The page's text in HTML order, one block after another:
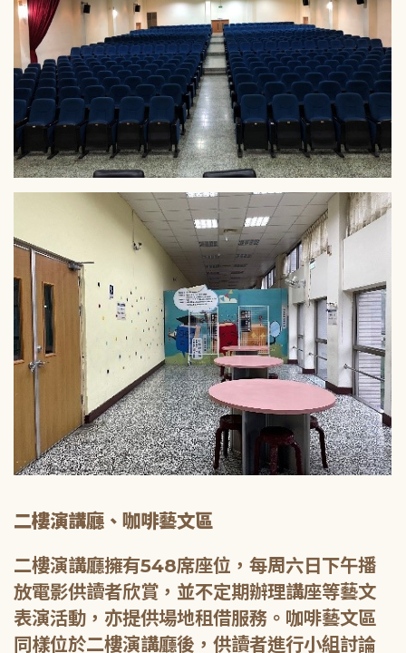
二樓演講廳、咖啡藝文區
二樓演講廳擁有548席座位，每周六日下午播
放電影供讀者欣賞，並不定期辦理講座等藝文
表演活動，亦提供場地租借服務。咖啡藝文區
同樣位於二樓演講廳後，供讀者進行小組討論